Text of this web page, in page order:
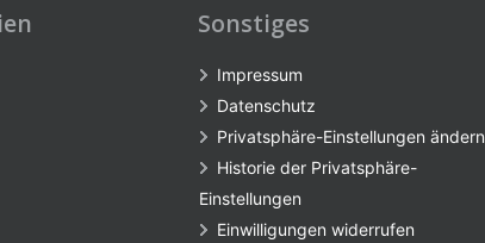
Sonstiges
Impressum
Datenschutz
Privatsphäre-Einstellungen ändern
Historie der Privatsphäre-
Einstellungen
Einwilligungen widerrufen